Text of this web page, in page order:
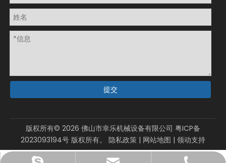
提交
版权所有© 2026 佛山市幸乐机械设备有限公司 粤ICP备
2023093194号 版权所有。 隐私政策 | 网站地图 | 领动支持